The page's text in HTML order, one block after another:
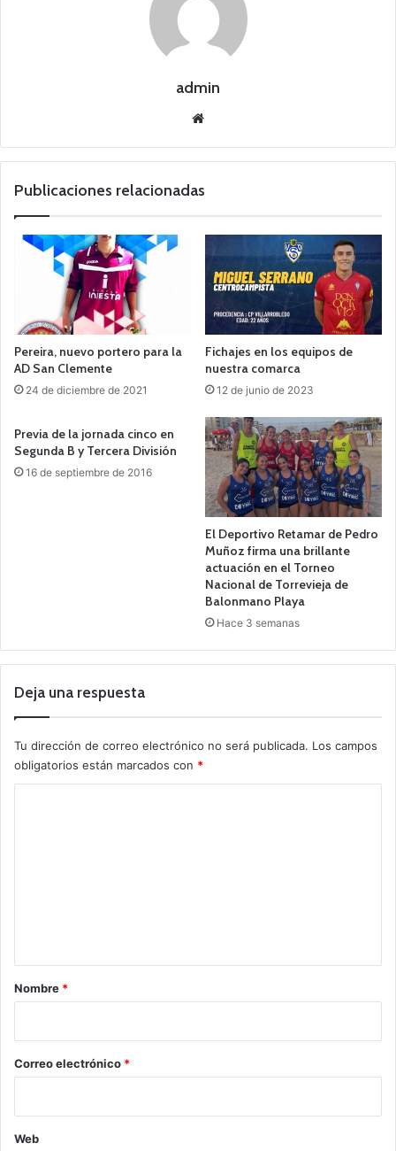
admin
we
Publicaciones relacionadas
Pereira, nuevo portero para la
AD San Clemente
24 de diciembre de 2021
Fichajes en los equipos de
nuestra comarca
12 de junio de 2023
Previa de la jornada cinco en
Segunda B y Tercera División
16 de septiembre de 2016
El Deportivo Retamar de Pedro
Muñoz firma una brillante
actuación en el Torneo
Nacional de Torrevieja de
Balonmano Playa
Hace 3 semanas
Deja una respuesta
Tu dirección de correo electrónico no será publicada. Los campos
obligatorios están marcados con *
r
*
Nombre *
Correo electrónico *
Web